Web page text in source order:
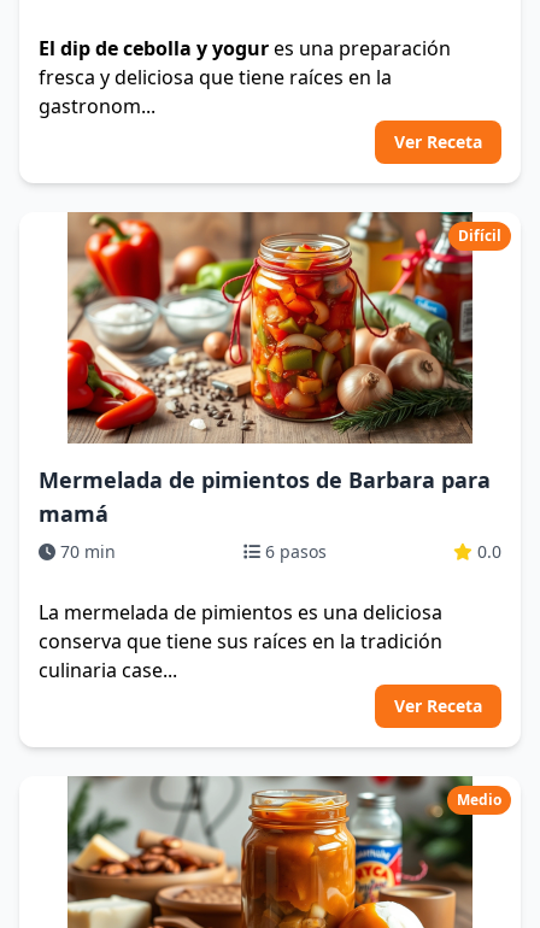
El dip de cebolla y yogures una preparación
fresca y deliciosa que tiene raíces en la
gastronom...
Ver Receta
Difícil
Mermelada de pimientos de Barbara para
mamá
70 min 6 pasos 0.0
La mermelada de pimientos es una deliciosa
conserva que tiene sus raíces en la tradición
culinaria case...
Ver Receta
Medio